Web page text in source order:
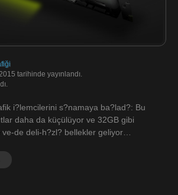
tarihinde yayınlandı.
i?lemcilerini s?namaya ba?lad?: Bu
daha da küçülüyor ve 32GB gibi
de deli-h?zl? bellekler geliyor…